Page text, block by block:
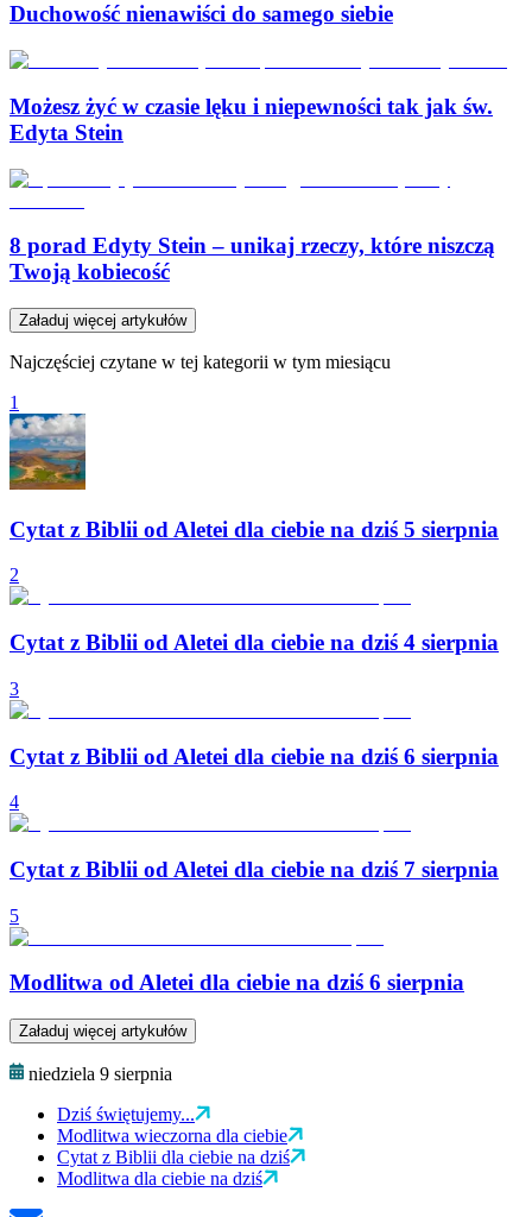
Duchowość nienawiści do samego siebie
Możesz żyć w czasie lęku i niepewności tak jak św.
Edyta Stein
8 porad Edyty Stein – unikaj rzeczy, które niszczą
Twoją kobiecość
Załaduj więcej artykułów
Najczęściej czytane w tej kategorii w tym miesiącu
1
Cytat z Biblii od Aletei dla ciebie na dziś 5 sierpnia
2
Cytat z Biblii od Aletei dla ciebie na dziś 4 sierpnia
3
Cytat z Biblii od Aletei dla ciebie na dziś 6 sierpnia
4
Cytat z Biblii od Aletei dla ciebie na dziś 7 sierpnia
5
Modlitwa od Aletei dla ciebie na dziś 6 sierpnia
Załaduj więcej artykułów
niedziela 9 sierpnia
Dziś świętujemy...
Modlitwa wieczorna dla ciebie
Cytat z Biblii dla ciebie na dziś
Modlitwa dla ciebie na dziś